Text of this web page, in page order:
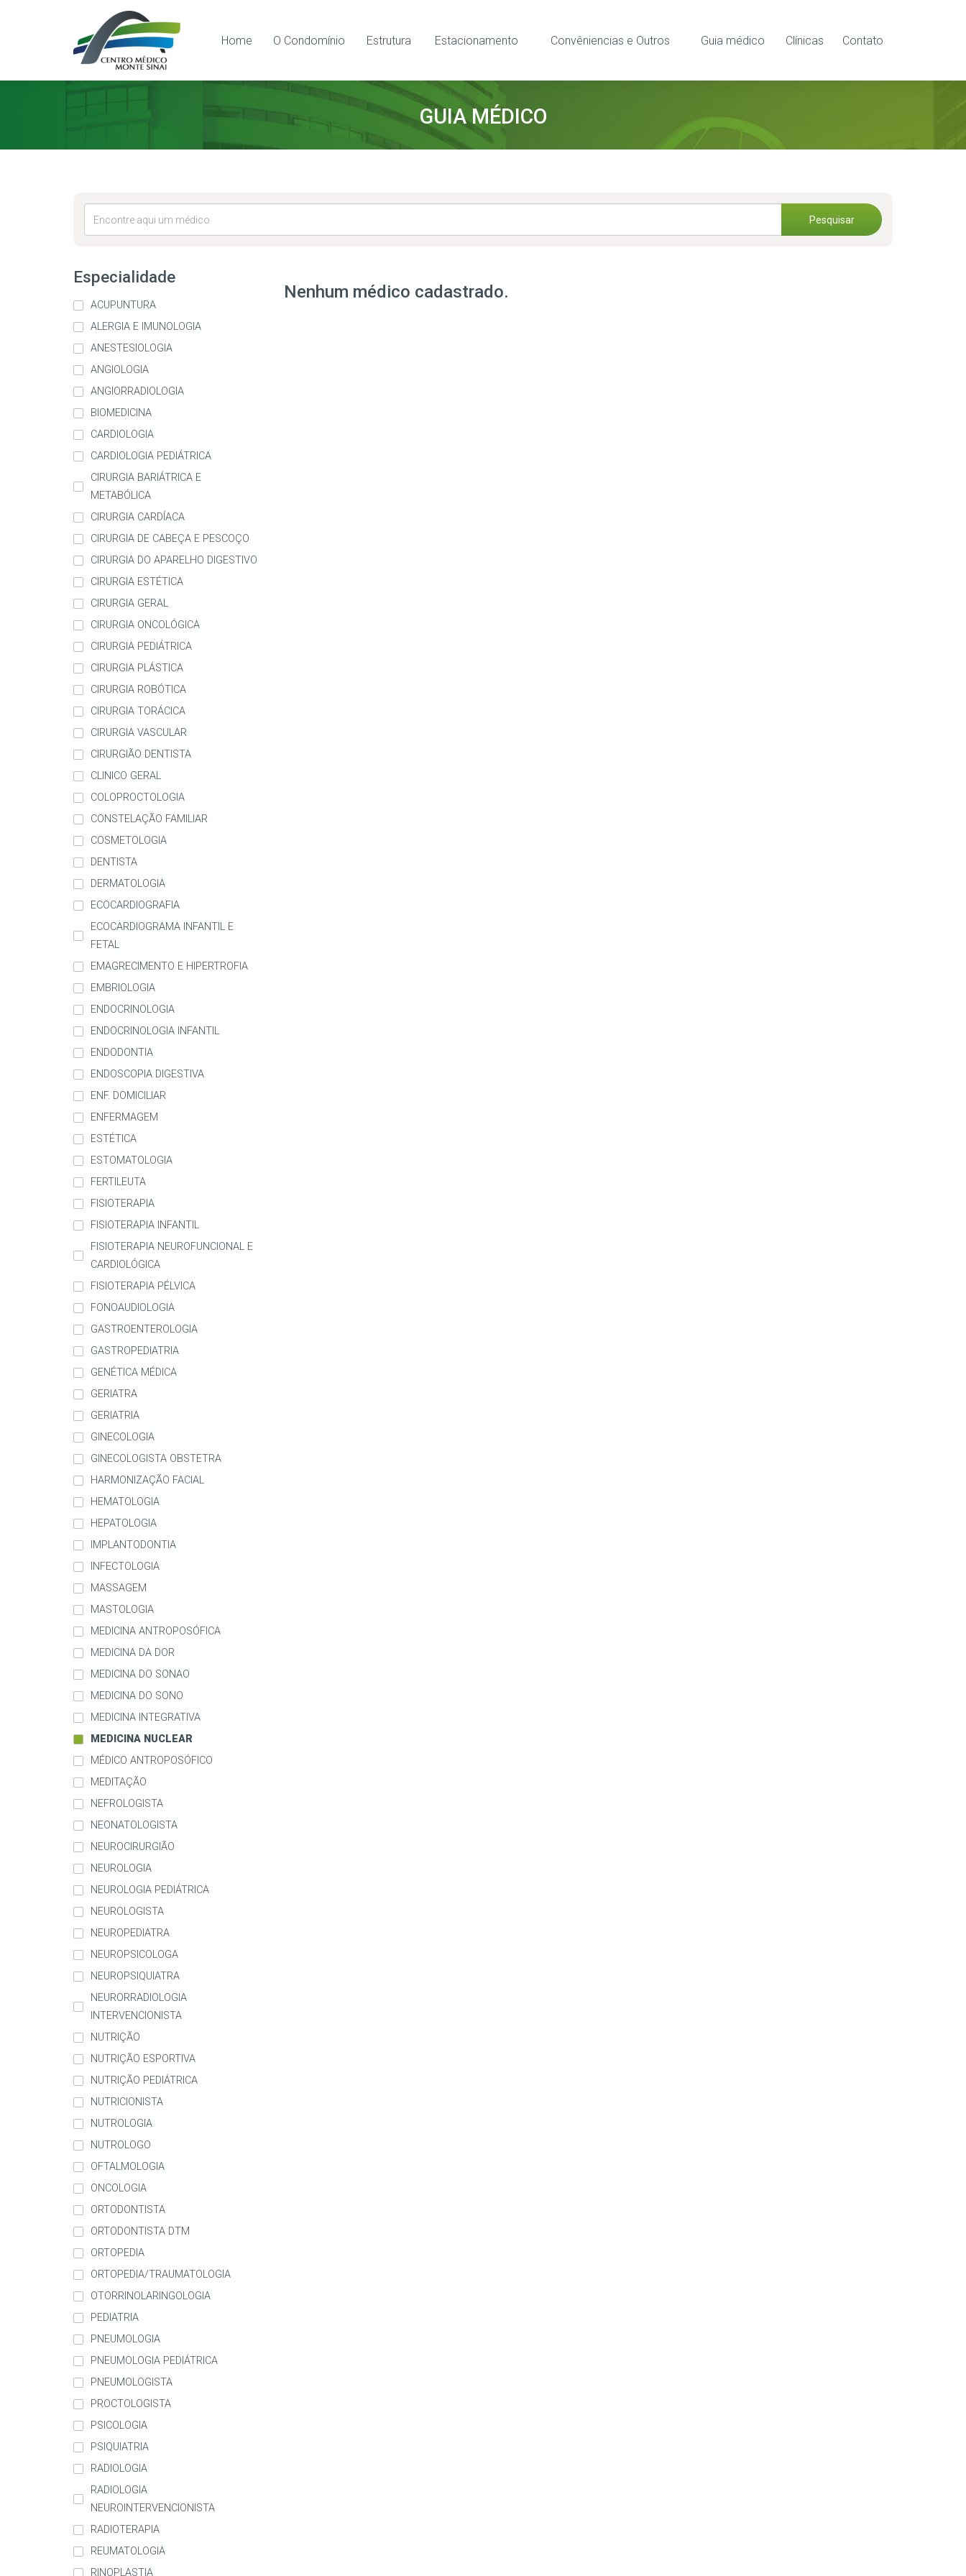
Home O Condomínio Estrutura Estacionamento Convêniencias e Outros Guia médico Clínicas Contato
GUIA MÉDICO
Pesquisar
Nenhum médico cadastrado.
Especialidade
ACUPUNTURA
ALERGIA E IMUNOLOGIA
ANESTESIOLOGIA
ANGIOLOGIA
ANGIORRADIOLOGIA
BIOMEDICINA
CARDIOLOGIA
CARDIOLOGIA PEDIÁTRICA
CIRURGIA BARIÁTRICA E
METABÓLICA
CIRURGIA CARDÍACA
CIRURGIA DE CABEÇA E PESCOÇO
CIRURGIA DO APARELHO DIGESTIVO
CIRURGIA ESTÉTICA
CIRURGIA GERAL
CIRURGIA ONCOLÓGICA
CIRURGIA PEDIÁTRICA
CIRURGIA PLÁSTICA
CIRURGIA ROBÓTICA
CIRURGIA TORÁCICA
CIRURGIA VASCULAR
CIRURGIÃO DENTISTA
CLINICO GERAL
COLOPROCTOLOGIA
CONSTELAÇÃO FAMILIAR
COSMETOLOGIA
DENTISTA
DERMATOLOGIA
ECOCARDIOGRAFIA
ECOCARDIOGRAMA INFANTIL E
FETAL
EMAGRECIMENTO E HIPERTROFIA
EMBRIOLOGIA
ENDOCRINOLOGIA
ENDOCRINOLOGIA INFANTIL
ENDODONTIA
ENDOSCOPIA DIGESTIVA
ENF. DOMICILIAR
ENFERMAGEM
ESTÉTICA
ESTOMATOLOGIA
FERTILEUTA
FISIOTERAPIA
FISIOTERAPIA INFANTIL
FISIOTERAPIA NEUROFUNCIONAL E
CARDIOLÓGICA
FISIOTERAPIA PÉLVICA
FONOAUDIOLOGIA
GASTROENTEROLOGIA
GASTROPEDIATRIA
GENÉTICA MÉDICA
GERIATRA
GERIATRIA
GINECOLOGIA
GINECOLOGISTA OBSTETRA
HARMONIZAÇÃO FACIAL
HEMATOLOGIA
HEPATOLOGIA
IMPLANTODONTIA
INFECTOLOGIA
MASSAGEM
MASTOLOGIA
MEDICINA ANTROPOSÓFICA
MEDICINA DA DOR
MEDICINA DO SONAO
MEDICINA DO SONO
MEDICINA INTEGRATIVA
MEDICINA NUCLEAR
MÉDICO ANTROPOSÓFICO
MEDITAÇÃO
NEFROLOGISTA
NEONATOLOGISTA
NEUROCIRURGIÃO
NEUROLOGIA
NEUROLOGIA PEDIÁTRICA
NEUROLOGISTA
NEUROPEDIATRA
NEUROPSICOLOGA
NEUROPSIQUIATRA
NEURORRADIOLOGIA
INTERVENCIONISTA
NUTRIÇÃO
NUTRIÇÃO ESPORTIVA
NUTRIÇÃO PEDIÁTRICA
NUTRICIONISTA
NUTROLOGIA
NUTROLOGO
OFTALMOLOGIA
ONCOLOGIA
ORTODONTISTA
ORTODONTISTA DTM
ORTOPEDIA
ORTOPEDIA/TRAUMATOLOGIA
OTORRINOLARINGOLOGIA
PEDIATRIA
PNEUMOLOGIA
PNEUMOLOGIA PEDIÁTRICA
PNEUMOLOGISTA
PROCTOLOGISTA
PSICOLOGIA
PSIQUIATRIA
RADIOLOGIA
RADIOLOGIA
NEUROINTERVENCIONISTA
RADIOTERAPIA
REUMATOLOGIA
RINOPLASTIA